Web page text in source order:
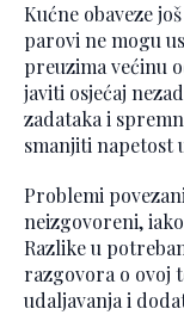
Kućne obaveze
parovi ne mogu
preuzima većinu
javiti osjećaj
zadataka i
smanjiti napetost
Problemi
neizgovoreni,
Razlike u
razgovora o ovoj
udaljavanja i